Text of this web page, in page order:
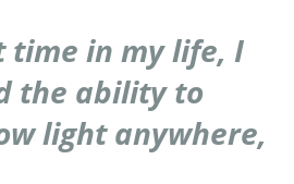
time in my life, I
the ability to
light anywhere,